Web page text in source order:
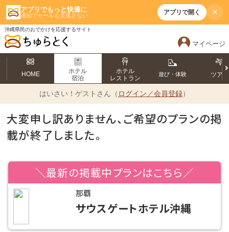
アプリでもっと快適に
通知でセールも見逃さない アプリで開く ×
沖縄県民のおでかけを応援するサイト
マイページ
HOME
ホテル
宿泊
ホテル
レストラン
遊び・体験 ツアー
はいさい！ ゲストさん（ ログイン／会員登録）
大変申し訳ありません、ご希望のプランの掲
載が終了しました。
＼最新の掲載中プランはこちら／
那覇
サウスゲートホテル沖縄